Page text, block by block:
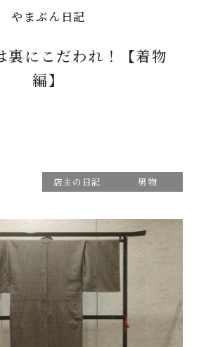
やまぶん日記
裏にこだわれ！【着物
編】
店主の日記 男物